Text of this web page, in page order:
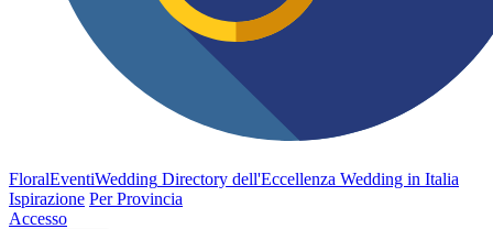
FloralEventiWedding Directory dell'Eccellenza Wedding in Italia
Ispirazione Per Provincia
Accesso